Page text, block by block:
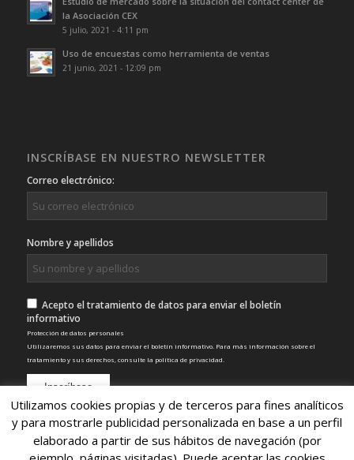
la Asociación CEX
5 julio, 2021 - 4:11 pm
Uso de encuestas como herramienta de ventas
21 junio, 2021 - 12:09 pm
INSCRÍBASE EN NUESTRO NEWSLETTER
Correo electrónico:
Nombre y apellidos
Acepto el tratamiento de datos para enviar el boletín
informativo
Protección de datos personales
Utilizaremos sus datos para enviar el boletín informativo. Para más información sobre el
tratamiento y sus derechos, consulte la política de privacidad
Utilizamos cookies propias y de terceros para fines analíticos
y para mostrarle publicidad personalizada en base a un perfil
elaborado a partir de sus hábitos de navegación (por